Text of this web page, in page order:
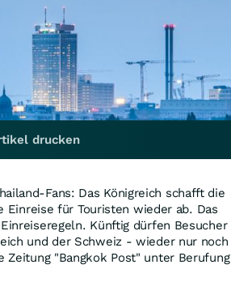
Fans: Das Königreich schafft die
für Touristen wieder ab. Das
Künftig dürfen Besucher
und der Schweiz - wieder nur noch
Zeitung "Bangkok Post" unter Berufung
drucken